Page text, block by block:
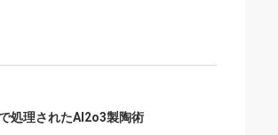
処理されたAl2o3製陶術